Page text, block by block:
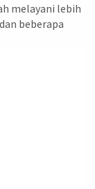
melayani lebih
beberapa